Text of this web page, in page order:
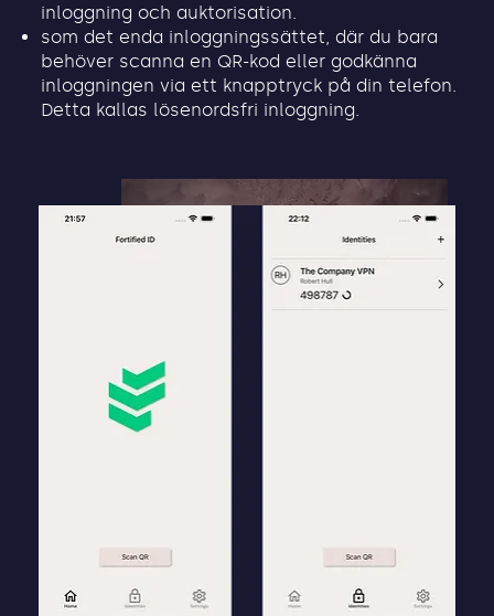
inloggning och auktorisation.
som det enda inloggningssättet, där du bara
behöver scanna en QR-kod eller godkänna
inloggningen via ett knapptryck på din telefon.
Detta kallas lösenordsfri inloggning.